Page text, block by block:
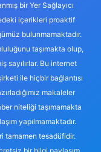
bir Yer Sağlayıcı
içerikleri proaktif
bulunmamaktadır.
taşımakta olup,
sayılırlar. Bu internet
ile hiçbir bağlantısı
makaleler
niteliği taşımamakta
yapılmamaktadır.
tamamen tesadüfidir.